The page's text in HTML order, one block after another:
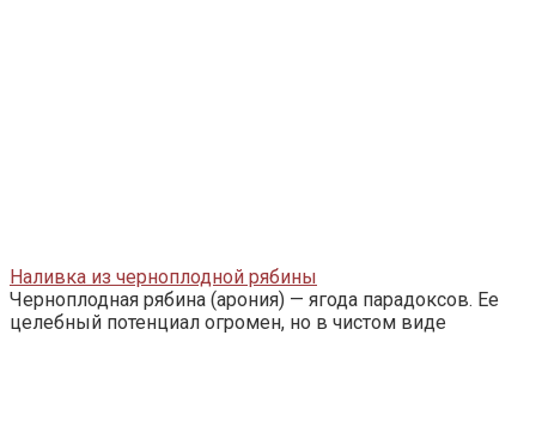
Наливка из черноплодной рябины
Черноплодная рябина (арония) — ягода парадоксов. Ее
целебный потенциал огромен, но в чистом виде